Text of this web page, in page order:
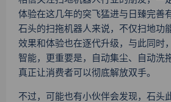
体验在这几年的突飞猛进与日臻完善
石头的扫拖机器人来说，不仅扫地功
效果和体验也在逐代升级，与此同时
智能，更重要是，自动集尘、自动洗
真正让消费者可以彻底解放双手。
不过，可能也有小伙伴会发现，石头